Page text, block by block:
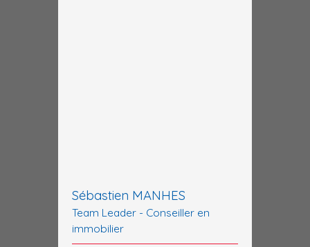
Sébastien MANHES
Team Leader - Conseiller en
immobilier